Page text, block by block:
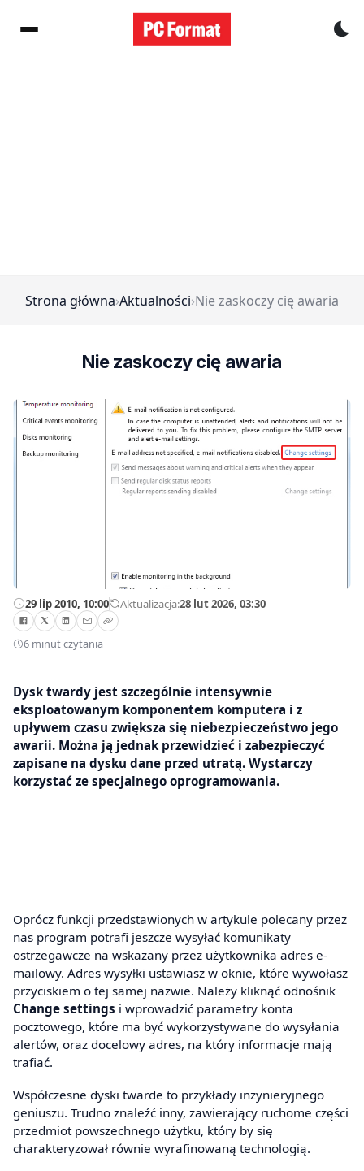
Strona główna›Aktualności›Nie zaskoczy cię awaria
Nie zaskoczy cię awaria
29 lip 2010, 10:00—Aktualizacja:28 lut 2026, 03:30
6 minut czytania
Dysk twardy jest szczególnie intensywnie
eksploatowanym komponentem komputera i z
upływem czasu zwiększa się niebezpieczeństwo jego
awarii. Można ją jednak przewidzieć i zabezpieczyć
zapisane na dysku dane przed utratą. Wystarczy
korzystać ze specjalnego oprogramowania.
Oprócz funkcji przedstawionych w artykule polecany przez
nas program potrafi jeszcze wysyłać komunikaty
ostrzegawcze na wskazany przez użytkownika adres e-
mailowy. Adres wysyłki ustawiasz w oknie, które wywołasz
przyciskiem o tej samej nazwie. Należy kliknąć odnośnik
Change settings i wprowadzić parametry konta
pocztowego, które ma być wykorzystywane do wysyłania
alertów, oraz docelowy adres, na który informacje mają
trafiać.
Współczesne dyski twarde to przykłady inżynieryjnego
geniuszu. Trudno znaleźć inny, zawierający ruchome części
przedmiot powszechnego użytku, który by się
charakteryzował równie wyrafinowaną technologią.